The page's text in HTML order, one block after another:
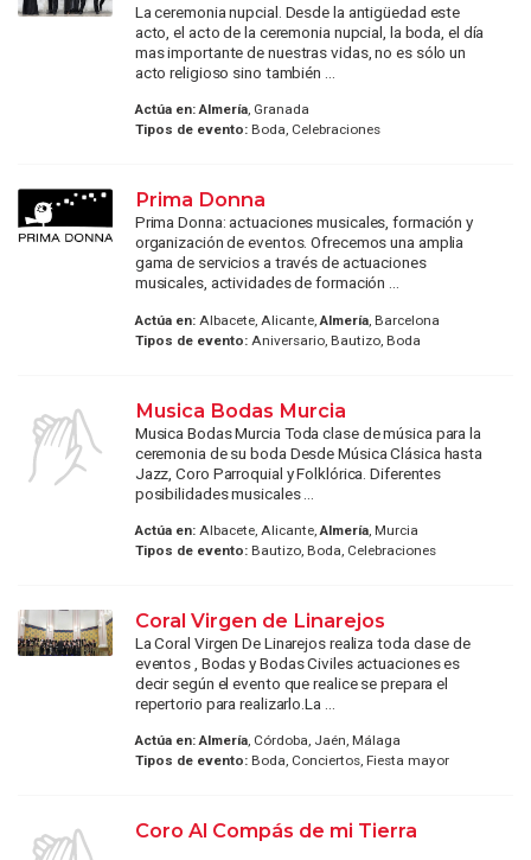
La ceremonia nupcial. Desde la antigüedad este
acto, el acto de la ceremonia nupcial, la boda, el día
mas importante de nuestras vidas, no es sólo un
acto religioso sino también ...
Actúa en: Almería, Granada
Tipos de evento:Boda, Celebraciones
Prima Donna
Prima Donna: actuaciones musicales, formación y
organización de eventos. Ofrecemos una amplia
gama de servicios a través de actuaciones
musicales, actividades de formación ...
Actúa en:Albacete, Alicante, Almería, Barcelona
Tipos de evento:Aniversario, Bautizo, Boda
Musica Bodas Murcia
Musica Bodas Murcia Toda clase de música para la
ceremonia de su boda Desde Música Clásica hasta
Jazz, Coro Parroquial y Folklórica. Diferentes
posibilidades musicales ...
Actúa en:Albacete, Alicante,Almería, Murcia
Tipos de evento:Bautizo, Boda, Celebraciones
Coral Virgen de Linarejos
La Coral Virgen De Linarejos realiza toda clase de
eventos , Bodas y Bodas Civiles actuaciones es
decir según el evento que realice se prepara el
repertorio para realizarlo.La ...
Actúa en: Almería, Córdoba, Jaén, Málaga
Tipos de evento:Boda, Conciertos, Fiesta mayor
Coro Al Compás de mi Tierra